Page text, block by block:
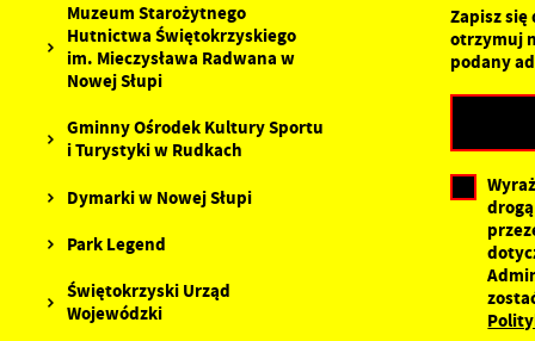
Muzeum Starożytnego
Hutnictwa Świętokrzyskiego
im. Mieczysława Radwana w
Nowej Słupi
Gminny Ośrodek Kultury Sportu
i Turystyki w Rudkach
Dymarki w Nowej Słupi
Park Legend
Świętokrzyski Urząd
Wojewódzki
Zapisz
otrzymuj
podany